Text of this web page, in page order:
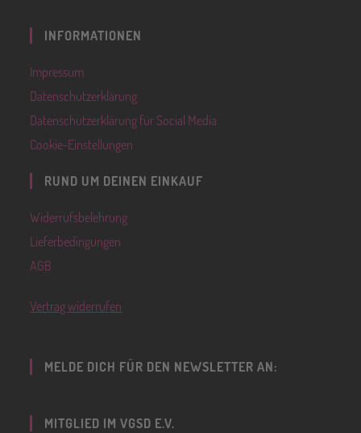
INFORMATIONEN
Impressum
Datenschutzerklärung
Datenschutzerklärung für Social Media
Cookie-Einstellungen
RUND UM DEINEN EINKAUF
Widerrufsbelehrung
Lieferbedingungen
AGB
Vertrag widerrufen
MELDE DICH FÜR DEN NEWSLETTER AN:
MITGLIED IM VGSD E.V.